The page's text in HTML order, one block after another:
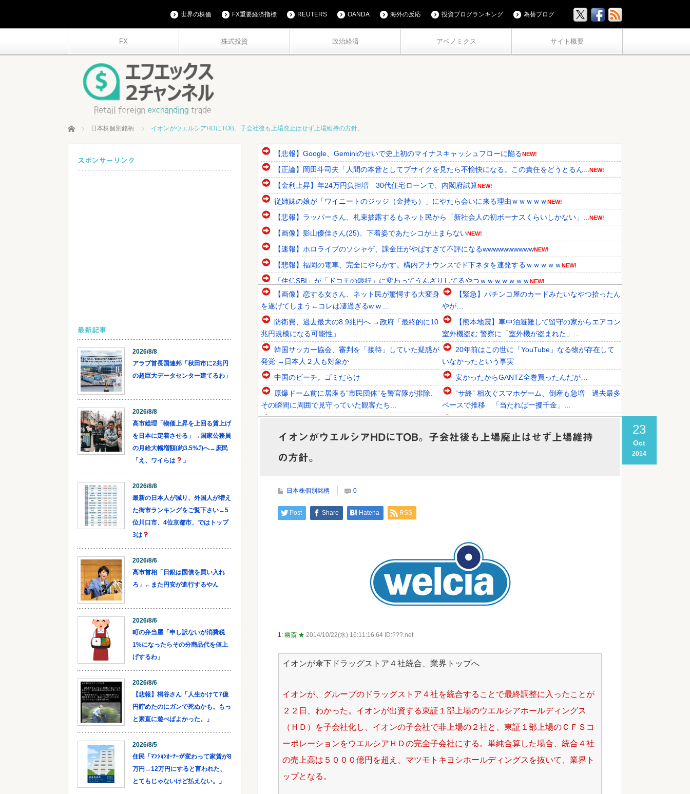
FX 株式投資 政治経済 アベノミクス サイト概要
世界の株価 FX重要経済指標 REUTERS OANDA 海外の反応 投資ブログランキング 為替ブログ
ホーム 日本株個別銘柄 イオンがウエルシアHDにTOB。子会社後も上場廃止はせず上場維持の方針。
【悲報】Google、Geminiのせいで史上初のマイナスキャッシュフローに陥るNEW!
【正論】岡田斗司夫「人間の本音としてブサイクを見たら不愉快になる。この責任をどうとるん... NEW!
【金利上昇】年24万円負担増 30代住宅ローンで、内閣府試算NEW!
従姉妹の娘が「ワイニートのジッジ（金持ち）」にやたら会いに来る理由ｗｗｗｗｗNEW!
【悲報】ラッパーさん、札束披露するもネット民から「新社会人の初ボーナスくらいしかない」... NEW!
【画像】影山優佳さん(25)、下着姿であたシコが止まらないNEW!
【速報】ホロライブのソシャゲ、課金圧がやばすぎて不評になるwwwwwwwwwwNEW!
【悲報】福岡の電車、完全にやらかす。構内アナウンスでド下ネタを連発するｗｗｗｗｗNEW!
「住信SBI」が「ドコモの銀行」に変わってうんざりしてるやつｗｗｗｗｗｗｗNEW!
韓国人「欧州メディアがロンドン五輪銅メダルはく奪の可能性を報道！韓国が外国人審判団に不...NEW!
韓国人「韓国サッカー協会関係者が『不適切接待は慣行だった』と衝撃発言！日韓ワールドカッ...NEW!
韓国人「不適切接待疑惑、2002年イタリア・スペイン戦で『韓国に奪われた』と欧州の大手...
Powered by livedoor 相互RSS
【画像】恋する女さん、ネット民が驚愕する大変身
を遂げてしまう←コレは凄過ぎるw w ...
防衛費、過去最大の8.9兆円へ →政府「最終的に10
兆円規模になる可能性」
韓国サッカー協会、審判を「接待」していた疑惑が
発覚 →日本人２人も対象か
中国のビーチ。ゴミだらけ
原爆ドーム前に居座る”市民団体”を警官隊が排除、
その瞬間に周囲で見守っていた観客たち...
を訴えようとしたら男に阻止された！」 ...
「おことば」にネット民驚嘆
Powered by livedoor 相互RSS
【緊急】パチンコ屋のカードみたいなやつ拾ったん
やが…
【熊本地震】車中泊避難して留守の家からエアコン
室外機盗む 警察に「室外機が盗まれた」...
20年前はこの世に「YouTube」なる物が存在して
いなかったという事実
安かったからGANTZ全巻買ったんだが…
”サ終” 相次ぐスマホゲーム、倒産も急増 過去最多
ペースで推移 「当たれば一攫千金」...
やバイクいじれます」
23
Oct
2014
イオンがウエルシアHDにTOB。子会社後も上場廃止はせず上場維持
の方針。
日本株個別銘柄 0
Post Share Hatena RSS
1: 幽斎 ★ 2014/10/22(水) 16:11:16.64 ID:???.net
イオンが傘下ドラッグストア４社統合、業界トップへ
イオンが、グループのドラッグストア４社を統合することで最終調整に入ったことが
２２日、わかった。イオンが出資する東証１部上場のウエルシアホールディングス
（ＨＤ）を子会社化し、イオンの子会社で非上場の２社と、東証１部上場のＣＦＳコ
ーポレーションをウエルシアＨＤの完全子会社にする。単純合算した場合、統合４社
の売上高は５０００億円を超え、マツモトキヨシホールディングスを抜いて、業界ト
ップとなる。
スポンサーリンク
最新記事
2026/8/8
アラブ首長国連邦「秋田市に2兆円
の超巨大データセンター建てるわ」
2026/8/8
高市総理「物価上昇を上回る賃上げ
を日本に定着させる」→国家公務員
の月給大幅増額(約3.5%⤴)へ→庶民
「え、ワイらは
」
2026/8/8
最新の日本人が減り、外国人が増え
た街市ランキングをご覧下さい→5
位川口市、4位京都市、ではトップ
3は
2026/8/6
高市首相「日銀は国債を買い入れ
ろ」←また円安が進行するやん
2026/8/6
町の弁当屋「申し訳ないが消費税
1%になったらその分商品代を値上
げするわ」
2026/8/6
【悲報】桐谷さん「人生かけて7億
円貯めたのにガンで死ぬかも。もっ
と素直に遊べばよかった。」
2026/8/5
住民「ﾏﾝｼｮﾝｵｰﾅｰが変わって家賃が8
万円→12万円にすると言われた、
とてもじゃないけど払えない。」